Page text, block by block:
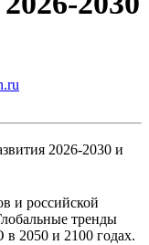
2026-2030 и
и российской
тренды
в 2050 и 2100 годах.